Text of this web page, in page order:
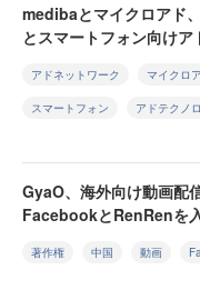
medibaとマイクロアド
とスマートフォン向け
アドネットワーク マイクロ
スマートフォン アドテクノ
GyaO、海外向け動画配
FacebookとRenRenを
著作権 中国 動画